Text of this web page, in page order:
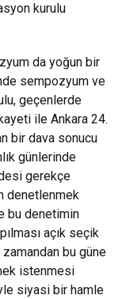
kurulu
da yoğun bir
sempozyum ve
geçenlerde
ile Ankara 24.
bir dava sonucu
günlerinde
gerekçe
denetlenmek
bu denetimin
açık seçik
bu güne
istenmesi
siyasi bir hamle